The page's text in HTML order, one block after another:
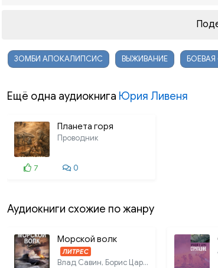
ЗОМБИ АПОКАЛИПСИС ВЫЖИВАНИЕ
Ещё одна аудиокнига Юрия Ливеня
Планета горя
Проводник
7 0
Аудиокниги схожие по жанру
Морской волк
ЛИТРЕС
Влад Савин, Борис Царегородцев